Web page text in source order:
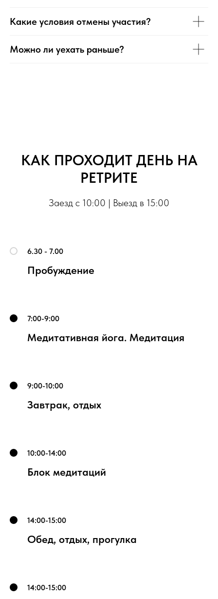
Какие условия отмены участия?
Можно ли уехать раньше?
КАК ПРОХОДИТ ДЕНЬ НА
РЕТРИТЕ
Заезд с 10:00 | Выезд в 15:00
6.30 - 7.00
Пробуждение
7:00-9:00
Медитативная йога. Медитация
9:00-10:00
Завтрак, отдых
10:00-14:00
Блок медитаций
14:00-15:00
Обед, отдых, прогулка
14:00-15:00